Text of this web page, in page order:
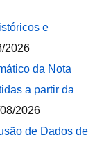
e
2026
da Nota
a partir da
2026
de Dados de